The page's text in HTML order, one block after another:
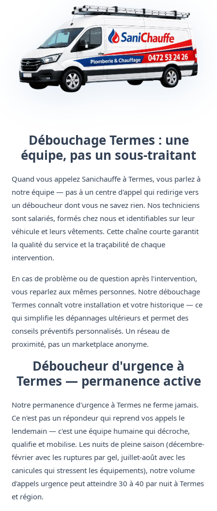
Débouchage Termes : une
équipe, pas un sous-traitant
Quand vous appelez Sanichauffe à Termes, vous parlez à
notre équipe — pas à un centre d'appel qui redirige vers
un déboucheur dont vous ne savez rien. Nos techniciens
sont salariés, formés chez nous et identifiables sur leur
véhicule et leurs vêtements. Cette chaîne courte garantit
la qualité du service et la traçabilité de chaque
intervention.
En cas de problème ou de question après l'intervention,
vous reparlez aux mêmes personnes. Notre débouchage
Termes connaît votre installation et votre historique — ce
qui simplifie les dépannages ultérieurs et permet des
conseils préventifs personnalisés. Un réseau de
proximité, pas un marketplace anonyme.
Déboucheur d'urgence à
Termes — permanence active
Notre permanence d'urgence à Termes ne ferme jamais.
Ce n'est pas un répondeur qui reprend vos appels le
lendemain — c'est une équipe humaine qui décroche,
qualifie et mobilise. Les nuits de pleine saison (décembre-
février avec les ruptures par gel, juillet-août avec les
canicules qui stressent les équipements), notre volume
d'appels urgence peut atteindre 30 à 40 par nuit à Termes
et région.